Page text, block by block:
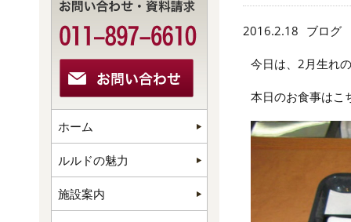
2016.2.18 ブログ
今日は、2月生れ
本日のお食事は
ホーム
ルルドの魅力
施設案内